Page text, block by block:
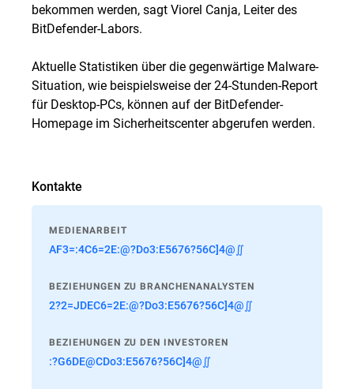
bekommen werden, sagt Viorel Canja, Leiter des
BitDefender-Labors.
Aktuelle Statistiken über die gegenwärtige Malware-
Situation, wie beispielsweise der 24-Stunden-Report
für Desktop-PCs, können auf der BitDefender-
Homepage im Sicherheitscenterabgerufen werden.
Kontakte
MEDIENARBEIT
AF3=:4C6=2E:@?Do3:E5676?56C]4@∬
BEZIEHUNGEN ZU BRANCHENANALYSTEN
2?2=JDEC6=2E:@?Do3:E5676?56C]4@∬
BEZIEHUNGEN ZU DEN INVESTOREN
:?G6DE@CDo3:E5676?56C]4@∬